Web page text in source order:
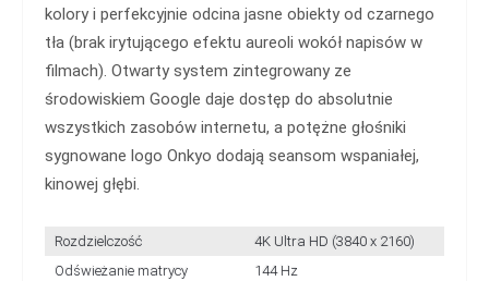
kolory i perfekcyjnie odcina jasne obiekty od czarnego
tła (brak irytującego efektu aureoli wokół napisów w
filmach). Otwarty system zintegrowany ze
środowiskiem Google daje dostęp do absolutnie
wszystkich zasobów internetu, a potężne głośniki
sygnowane logo Onkyo dodają seansom wspaniałej,
kinowej głębi.
Rozdzielczość
4K Ultra HD (3840 x 2160)
Odświeżanie matrycy
144 Hz